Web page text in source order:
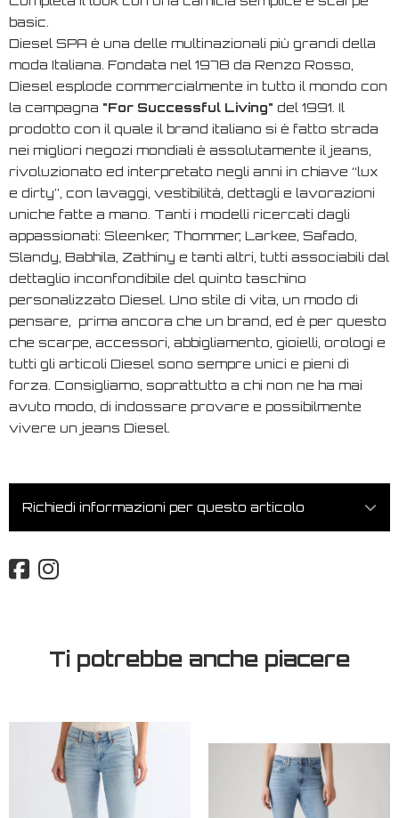
basic.
Diesel SPA è una delle multinazionali più grandi della
moda Italiana. Fondata nel 1978 da Renzo Rosso,
Diesel esplode commercialmente in tutto il mondo con
la campagna "For Successful Living" del 1991. Il
prodotto con il quale il brand italiano si è fatto strada
nei migliori negozi mondiali è assolutamente il jeans,
rivoluzionato ed interpretato negli anni in chiave “lux
e dirty”, con lavaggi, vestibilità, dettagli e lavorazioni
uniche fatte a mano. Tanti i modelli ricercati dagli
appassionati: Sleenker, Thommer, Larkee, Safado,
Slandy, Babhila, Zathiny e tanti altri, tutti associabili dal
dettaglio inconfondibile del quinto taschino
personalizzato Diesel. Uno stile di vita, un modo di
pensare, prima ancora che un brand, ed è per questo
che scarpe, accessori, abbigliamento, gioielli, orologi e
tutti gli articoli Diesel sono sempre unici e pieni di
forza. Consigliamo, soprattutto a chi non ne ha mai
avuto modo, di indossare provare e possibilmente
vivere un jeans Diesel.
Richiedi informazioni per questo articolo
Ti potrebbe anche piacere